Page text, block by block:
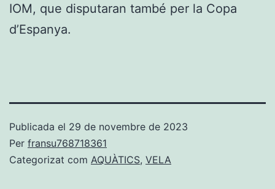
IOM, que disputaran també per la Copa
d’Espanya.
Publicada el 29 de novembre de 2023
Per fransu768718361
Categorizat com AQUÀTICS, VELA